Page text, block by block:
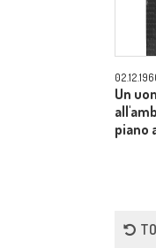
Un
piano